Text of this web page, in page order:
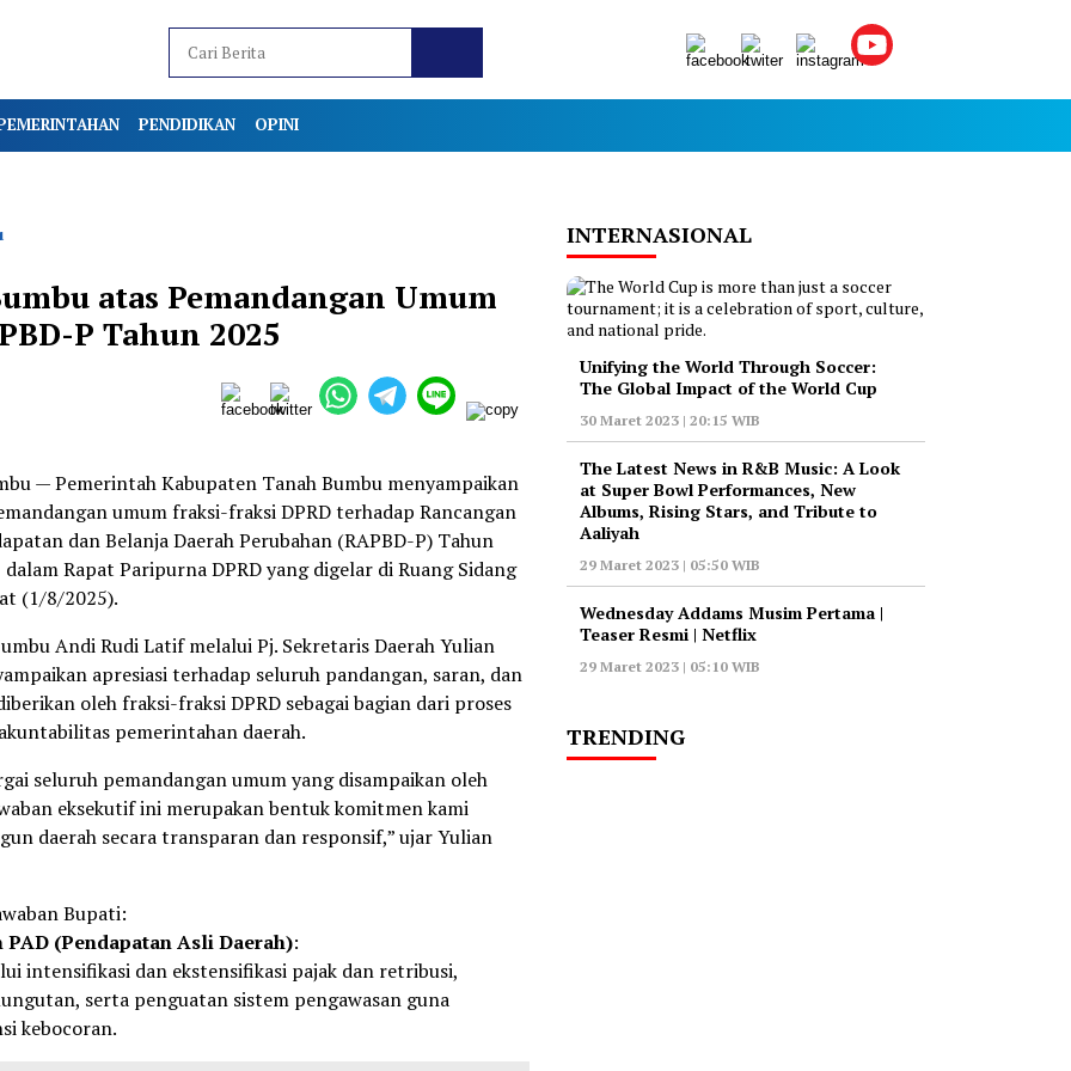
PENDIDIKAN OPINI
atas Pemandangan Umum
P Tahun 2025
— Pemerintah Kabupaten Tanah Bumbu menyampaikan
umum fraksi-fraksi DPRD terhadap Rancangan
dan Belanja Daerah Perubahan (RAPBD-P) Tahun
Rapat Paripurna DPRD yang digelar di Ruang Sidang
(1/8/2025).
Andi Rudi Latif melalui Pj. Sekretaris Daerah Yulian
apresiasi terhadap seluruh pandangan, saran, dan
oleh fraksi-fraksi DPRD sebagai bagian dari proses
pemerintahan daerah.
seluruh pemandangan umum yang disampaikan oleh
eksekutif ini merupakan bentuk komitmen kami
daerah secara transparan dan responsif,” ujar Yulian
Bupati:
PAD (Pendapatan Asli Daerah):
intensifikasi dan ekstensifikasi pajak dan retribusi,
serta penguatan sistem pengawasan guna
kebocoran.
INTERNASIONAL
Unifying the World Through Soccer:
The Global Impact of the World Cup
30 Maret 2023 | 20:15 WIB
The Latest News in R&B Music: A Look
at Super Bowl Performances, New
Albums, Rising Stars, and Tribute to
Aaliyah
29 Maret 2023 | 05:50 WIB
Wednesday Addams Musim Pertama |
Teaser Resmi | Netflix
29 Maret 2023 | 05:10 WIB
TRENDING